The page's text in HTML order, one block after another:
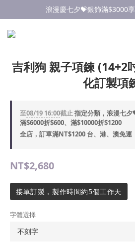
點此加入LINE✅好友領取
浪漫慶七夕💝銀飾滿$3000
點此加入LINE✅好友領取
吉利狗 親子項鍊 (14+2
化訂製項
至08/19 16:00截止指定分類，浪漫七夕
滿$6000折$600、滿$10000折$1200
全店，訂單滿NT$1200 台、港、澳免運
NT$2,680
接單訂製，製作時間約5個工作天
字體選擇